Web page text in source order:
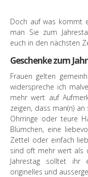
Doch auf was kommt
man Sie zum
euch in den nächsten
Geschenke zum
Frauen gelten
widerspreche ich
mehr wert auf
zeigen, dass man(n)
Ohrringe oder teure
Blümchen, eine
Zettel oder einfach
sind oft mehr wert als
Jahrestag solltet ihr
originelles und